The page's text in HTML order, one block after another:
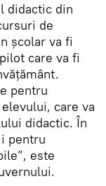
didactic din
de
școlar va fi
care va fi
pentru
care va
didactic. În
pentru
este